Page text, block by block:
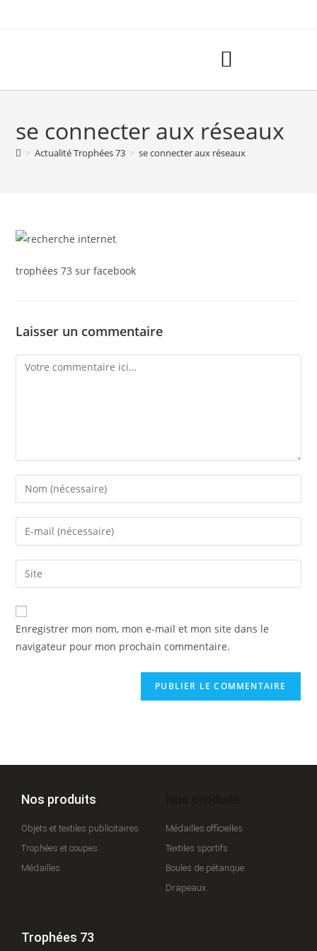
se connecter aux réseaux
> Actualité Trophées 73 > se connecter aux réseaux
trophées 73 sur facebook
Laisser un commentaire
Enregistrer mon nom, mon e-mail et mon site dans le
navigateur pour mon prochain commentaire.
Nos produits
Objets et textiles publicitaires
Trophées et coupes
Médailles
Médailles officielles
Textiles sportifs
Boules de pétanque
Drapeaux
Trophées 73